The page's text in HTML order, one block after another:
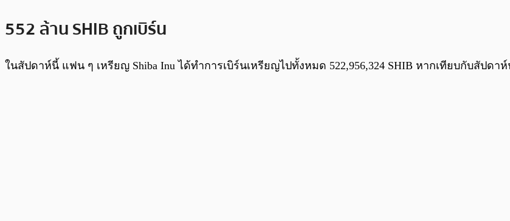
552 ล้าน SHIB ถูกเบิร์น
ในสัปดาห์นี้ แฟน ๆ เหรียญ Shiba Inu ได้ทำการเบิร์นเหรียญไปทั้งหมด 522,956,324 SHIB หากเทียบกับสัปดา